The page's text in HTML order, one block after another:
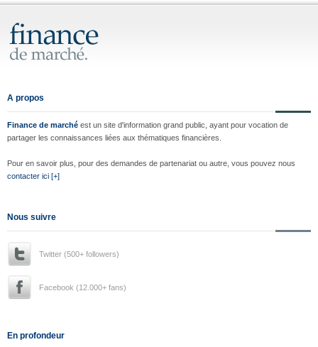
A propos
Finance de marché est un site d'information grand public, ayant pour vocation de
partager les connaissances liées aux thématiques financières.
Pour en savoir plus, pour des demandes de partenariat ou autre, vous pouvez nous
contacter ici [+]
Nous suivre
Twitter (500+ followers)
Facebook (12.000+ fans)
En profondeur